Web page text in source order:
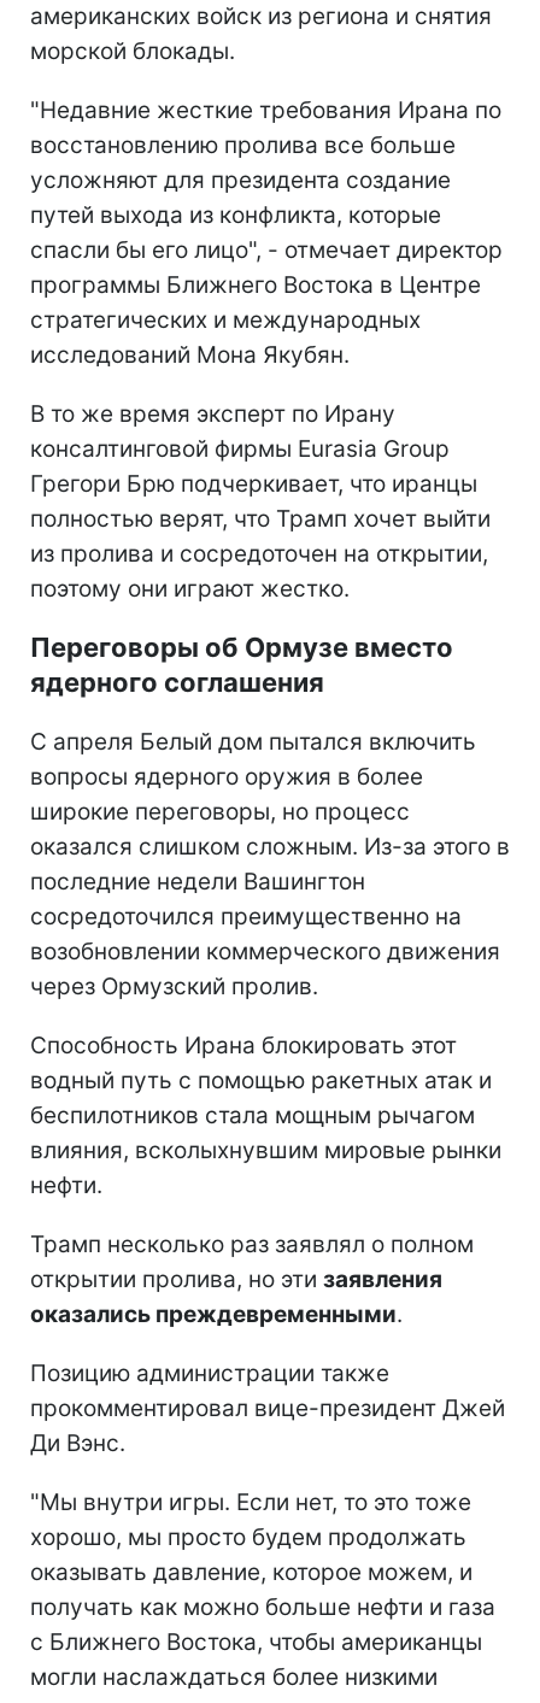
американских войск из региона и снятия
морской блокады.
"Недавние жесткие требования Ирана по
восстановлению пролива все больше
усложняют для президента создание
путей выхода из конфликта, которые
спасли бы его лицо", - отмечает директор
программы Ближнего Востока в Центре
стратегических и международных
исследований Мона Якубян.
В то же время эксперт по Ирану
консалтинговой фирмы Eurasia Group
Грегори Брю подчеркивает, что иранцы
полностью верят, что Трамп хочет выйти
из пролива и сосредоточен на открытии,
поэтому они играют жестко.
Переговоры об Ормузе вместо
ядерного соглашения
С апреля Белый дом пытался включить
вопросы ядерного оружия в более
широкие переговоры, но процесс
оказался слишком сложным. Из-за этого в
последние недели Вашингтон
сосредоточился преимущественно на
возобновлении коммерческого движения
через Ормузский пролив.
Способность Ирана блокировать этот
водный путь с помощью ракетных атак и
беспилотников стала мощным рычагом
влияния, всколыхнувшим мировые рынки
нефти.
Трамп несколько раз заявлял о полном
открытии пролива, но эти заявления
оказались преждевременными.
Позицию администрации также
прокомментировал вице-президент Джей
Ди Вэнс.
"Мы внутри игры. Если нет, то это тоже
хорошо, мы просто будем продолжать
оказывать давление, которое можем, и
получать как можно больше нефти и газа
с Ближнего Востока, чтобы американцы
могли наслаждаться более низкими